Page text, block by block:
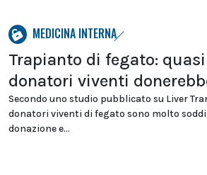
MEDICINA INTERNA
Trapianto di fegato:
donatori viventi
Secondo uno studio pubblicato su Liver
donatori viventi di fegato sono molto
donazione e...